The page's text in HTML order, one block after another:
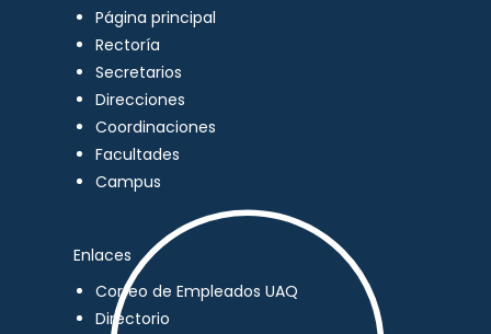
Página principal
Rectoría
Secretarios
Direcciones
Coordinaciones
Facultades
Campus
Enlaces
Correo de Empleados UAQ
Directorio